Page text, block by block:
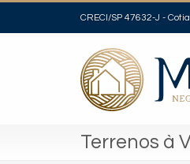
CRECI/SP 47632-J -
Terrenos à